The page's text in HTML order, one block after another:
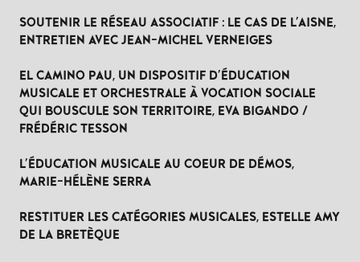
SOUTENIR LE RÉSEAU ASSOCIATIF : LE CAS DE L'AISNE,
ENTRETIEN AVEC JEAN-MICHEL VERNEIGES
EL CAMINO PAU, UN DISPOSITIF D'ÉDUCATION
MUSICALE ET ORCHESTRALE À VOCATION SOCIALE
QUI BOUSCULE SON TERRITOIRE, EVA BIGANDO /
FRÉDÉRIC TESSON
L'ÉDUCATION MUSICALE AU COEUR DE DÉMOS,
MARIE-HÉLÈNE SERRA
RESTITUER LES CATÉGORIES MUSICALES, ESTELLE AMY
DE LA BRETÈQUE